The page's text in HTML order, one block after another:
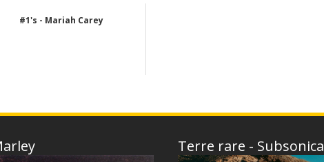
#1's - Mariah Carey
Terre rare - Subsonica